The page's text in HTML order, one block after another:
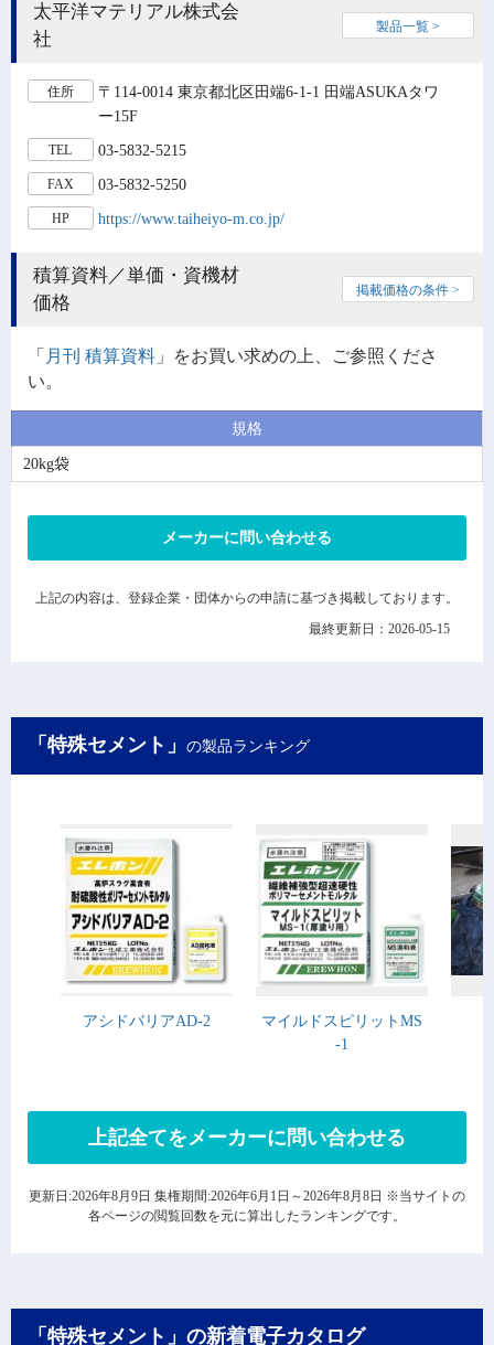
太平洋マテリアル株式会
社
製品一覧 >
住所
〒114-0014 東京都北区田端6-1-1 田端ASUKAタワ
ー15F
TEL 03-5832-5215
FAX 03-5832-5250
HP https://www.taiheiyo-m.co.jp/
積算資料／単価・資機材
価格
掲載価格の条件 >
「 月刊 積算資料 」をお買い求めの上、ご参照くださ
い。
規格
20kg袋
メーカーに問い合わせる
上記の内容は、登録企業・団体からの申請に基づき掲載しております。
最終更新日：2026-05-15
「特殊セメント」 の製品ランキング
アシドバリアAD-2
マイルドスピリットMS
-1
上記全てをメーカーに問い合わせる
更新日:2026年8月9日 集権期間:2026年6月1日～2026年8月8日 ※当サイトの
各ページの閲覧回数を元に算出したランキングです。
「特殊セメント」の新着電子カタログ